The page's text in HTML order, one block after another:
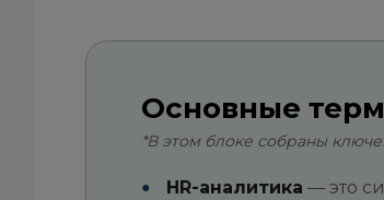
Основные
*В этом блоке собраны
HR-аналитика — это